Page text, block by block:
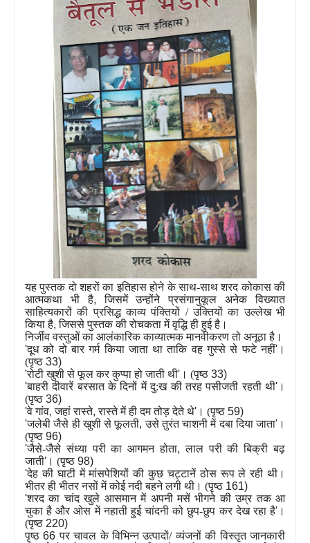
यह पुस्तक दो शहरों का इतिहास होने के साथ-साथ शरद कोकास की
आत्मकथा भी है,जिसमें उन्होंने प्रसंगानुकूल अनेक विख्यात
साहित्यकारों की प्रसिद्ध काव्य पंक्तियों / उक्तियों का उल्लेख भी
किया है,जिससे पुस्तक की रोचकता में वृद्धि ही हुई है।
निर्जीव वस्तुओं का आलंकारिक काव्यात्मक मानवीकरण तो अनूठा है।
'दूध को दो बार गर्म किया जाता था ताकि वह गुस्से से फटे नहीं' ।
(पृष्ठ 33)
'रोटी खुशी से फूल कर कुप्पा हो जाती थी' । (पृष्ठ 33)
'बाहरी दीवारें बरसात के दिनों में दु:ख की तरह पसीजती रहती थी' ।
(पृष्ठ 36)
'वे गांव,जहां रास्ते,रास्ते में ही दम तोड़ देते थे' । (पृष्ठ 59)
'जलेबी जैसे ही खुशी से फूलती,उसे तुरंत चाशनी में दबा दिया जाता' ।
(पृष्ठ 96)
'जैसे-जैसे संध्या परी का आगमन होता,लाल परी की बिक्री बढ़
जाती' । (पृष्ठ 98)
'देह की घाटी में मांसपेशियों की कुछ चट्टानें ठोस रूप ले रही थी।
भीतर ही भीतर नसों में कोई नदी बहने लगी थी। (पृष्ठ 161)
'शरद का चांद खुले आसमान में अपनी मसें भीगने की उम्र तक आ
चुका है और ओस में नहाती हुई चांदनी को छुप-छुप कर देख रहा है' ।
(पृष्ठ 220)
पृष्ठ66 पर चावल के विभिन्न उत्पादों/ व्यंजनों की विस्तृत जानकारी